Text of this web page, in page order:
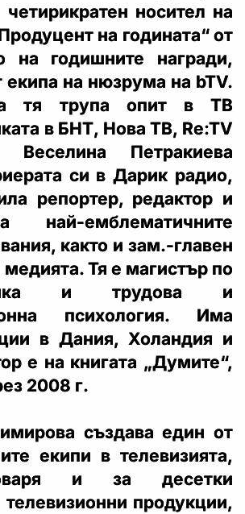
носител на
на годината“ от
на годишните награди,
екипа на нюзрума на bTV.
тя трупа опит в ТВ
в БНТ, Нова ТВ, Re:TV
Веселина Петракиева
си в Дарик радио,
репортер, редактор и
емблематичните
както и зам.-главен
медията. Тя е магистър по
и трудова и
психология. Има
в Дания, Холандия и
е на книгата „Думите“,
2008 г.
създава един от
екипи в телевизията,
и за десетки
продукции,